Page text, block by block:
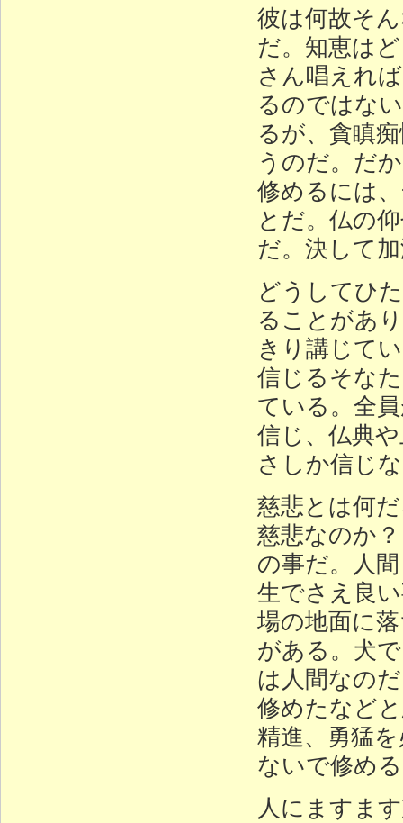
彼は何故そ
だ。知恵は
さん唱えれ
るのではな
るが、貪瞋
うのだ。だ
修めるには
とだ。仏の
だ。決して
どうしてひ
ることがあ
きり講じて
信じるそな
ている。全
信じ、仏典
さしか信じ
慈悲とは何
慈悲なのか
の事だ。人
生でさえ良
場の地面に
がある。犬
は人間なの
修めたなど
精進、勇猛
ないで修め
人にますま